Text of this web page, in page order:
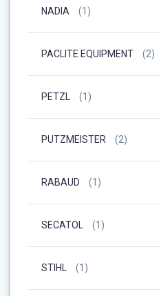
NADIA (1)
PACLITE EQUIPMENT (2)
PETZL (1)
PUTZMEISTER (2)
RABAUD (1)
SECATOL (1)
STIHL (1)